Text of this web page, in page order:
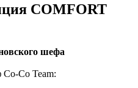
COMFORT
шефа
Co Team: